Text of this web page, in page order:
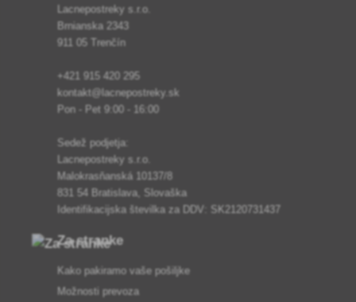
Lacnepostreky s.r.o.
Brnianska 2343
911 05 Trenčín
+421 915 420 295
kontakt@lacnepostreky.sk
Pon - Pet 9:00 - 16:00
Sedež podjetja:
Lacnepostreky s.r.o.
Malokrasňanská 10137/8
831 54 Bratislava, Slovaška
Identifikacijska številka za DDV: SK2120731437
Za stranke
Kako pakiramo vaše pošiljke
Možnosti prevoza